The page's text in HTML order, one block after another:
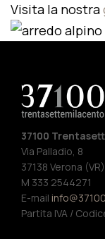
Visita la nostra
37100
Via Palladio, 8
37138 Verona
M 333 2544271
E-mail
Partita IVA /